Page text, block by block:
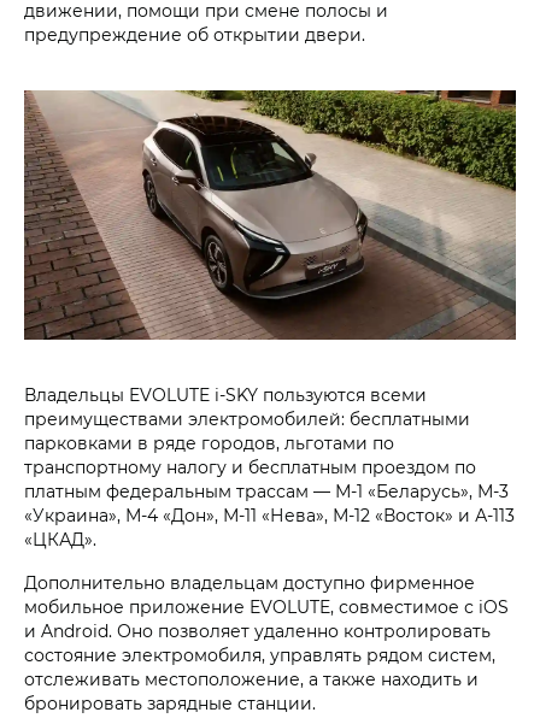
движении, помощи при смене полосы и
предупреждение об открытии двери.
Владельцы EVOLUTE i‑SKY пользуются всеми
преимуществами электромобилей: бесплатными
парковками в ряде городов, льготами по
транспортному налогу и бесплатным проездом по
платным федеральным трассам — М-1 «Беларусь», М-3
«Украина», М-4 «Дон», М-11 «Нева», М-12 «Восток» и А-113
«ЦКАД».
Дополнительно владельцам доступно фирменное
мобильное приложение EVOLUTE, совместимое с iOS
и Android. Оно позволяет удаленно контролировать
состояние электромобиля, управлять рядом систем,
отслеживать местоположение, а также находить и
бронировать зарядные станции.